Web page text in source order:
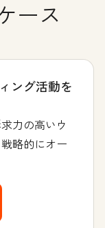
ース
ング活動を
力の高いウ
略的にオー